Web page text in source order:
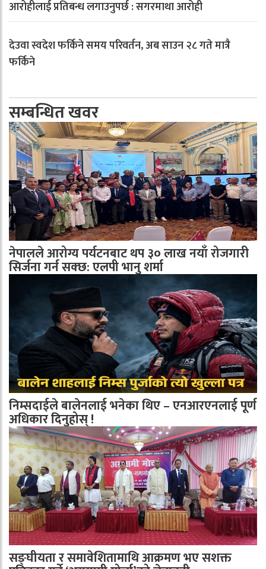
आरोहीलाई प्रतिबन्ध लगाउनुपर्छ : सगरमाथा आरोही
देउवा स्वदेश फर्किने समय परिवर्तन, अब साउन २८ गते मात्रै
फर्किने
सम्बन्धित खवर
नेपालले आरोग्य पर्यटनबाट थप ३० लाख नयाँ रोजगारी
सिर्जना गर्न सक्छ: एलपी भानु शर्मा
निम्सदाईले बालेनलाई भनेका थिए – एनआरएनलाई पूर्ण
अधिकार दिनुहोस् !
सङ्घीयता र समावेशितामाथि आक्रमण भए सशक्त